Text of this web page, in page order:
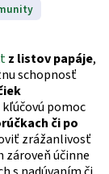
z listov papáje,
schopnosť
pomoc
či po
zrážanlivosť
zároveň účinne